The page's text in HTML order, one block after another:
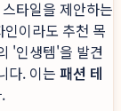
타일을 제안하는
이라도 추천 목
'인생템'을 발견
다. 이는 패션 테